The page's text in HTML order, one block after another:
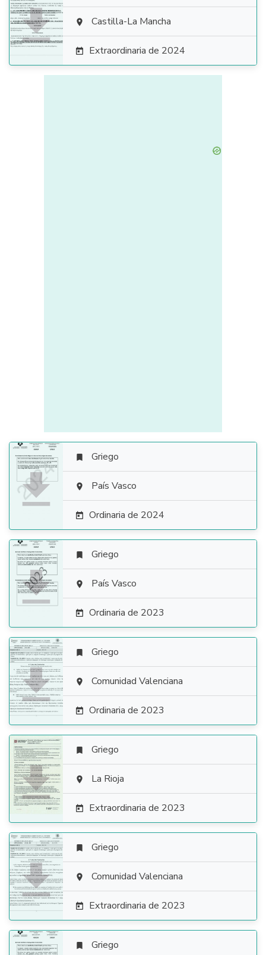
  Castilla-La Mancha
 Extraordinaria de 2024

 Griego
 País Vasco
 Ordinaria de 2024

 Griego
 País Vasco
 Ordinaria de 2023

 Griego
 Comunidad Valenciana
 Ordinaria de 2023

 Griego
 La Rioja
 Extraordinaria de 2023

 Griego
 Comunidad Valenciana
 Extraordinaria de 2023
 Griego